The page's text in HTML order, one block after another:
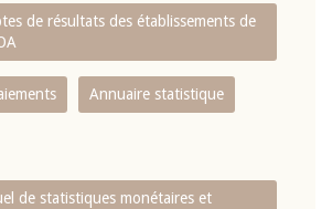
de résultats des établissements de
Annuaire statistique
de statistiques monétaires et